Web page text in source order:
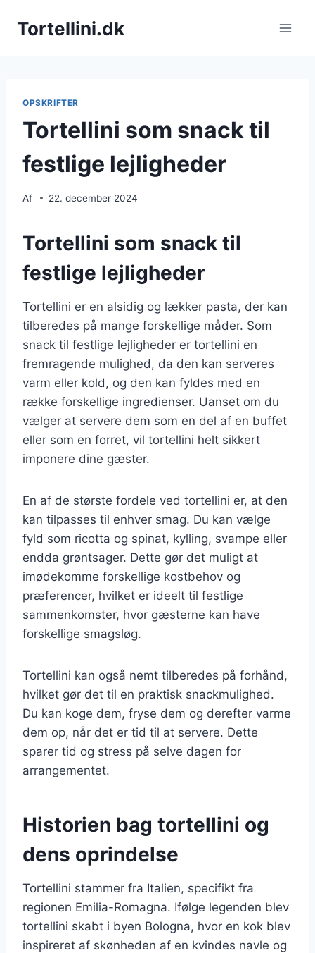
Tortellini.dk
OPSKRIFTER
Tortellini som snack til
festlige lejligheder
Af 22. december 2024
Tortellini som snack til
festlige lejligheder
Tortellini er en alsidig og lækker pasta, der kan
tilberedes på mange forskellige måder. Som
snack til festlige lejligheder er tortellini en
fremragende mulighed, da den kan serveres
varm eller kold, og den kan fyldes med en
række forskellige ingredienser. Uanset om du
vælger at servere dem som en del af en buffet
eller som en forret, vil tortellini helt sikkert
imponere dine gæster.
En af de største fordele ved tortellini er, at den
kan tilpasses til enhver smag. Du kan vælge
fyld som ricotta og spinat, kylling, svampe eller
endda grøntsager. Dette gør det muligt at
imødekomme forskellige kostbehov og
præferencer, hvilket er ideelt til festlige
sammenkomster, hvor gæsterne kan have
forskellige smagsløg.
Tortellini kan også nemt tilberedes på forhånd,
hvilket gør det til en praktisk snackmulighed.
Du kan koge dem, fryse dem og derefter varme
dem op, når det er tid til at servere. Dette
sparer tid og stress på selve dagen for
arrangementet.
Historien bag tortellini og
dens oprindelse
Tortellini stammer fra Italien, specifikt fra
regionen Emilia-Romagna. Ifølge legenden blev
tortellini skabt i byen Bologna, hvor en kok blev
inspireret af skønheden af en kvindes navle og